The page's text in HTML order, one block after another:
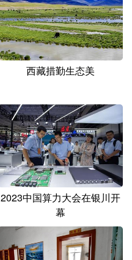
福建 江西
湖北 湖南
海南 重庆
青海 宁夏
黑龙江
日本語 한국어
西藏措勤生态美
2023中国算力大会在银川开
幕